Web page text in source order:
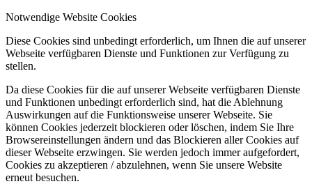
Notwendige Website Cookies
Diese Cookies sind unbedingt erforderlich, um Ihnen die auf unserer
Webseite verfügbaren Dienste und Funktionen zur Verfügung zu
stellen.
Da diese Cookies für die auf unserer Webseite verfügbaren Dienste
und Funktionen unbedingt erforderlich sind, hat die Ablehnung
Auswirkungen auf die Funktionsweise unserer Webseite. Sie
können Cookies jederzeit blockieren oder löschen, indem Sie Ihre
Browsereinstellungen ändern und das Blockieren aller Cookies auf
dieser Webseite erzwingen. Sie werden jedoch immer aufgefordert,
Cookies zu akzeptieren / abzulehnen, wenn Sie unsere Website
erneut besuchen.